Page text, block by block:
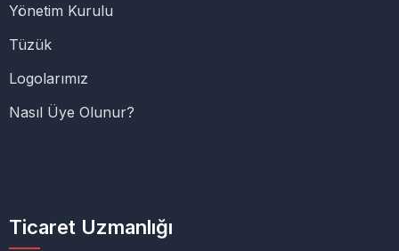
Yönetim Kurulu
Tüzük
Logolarımız
Nasıl Üye Olunur?
Ticaret Uzmanlığı